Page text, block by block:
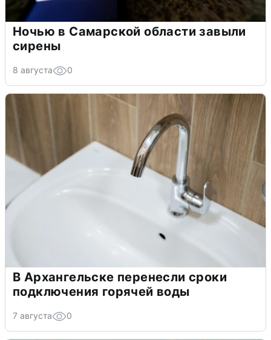
Ночью в Самарской области завыли
сирены
8 августа 0
В Архангельске перенесли сроки
подключения горячей воды
7 августа 0